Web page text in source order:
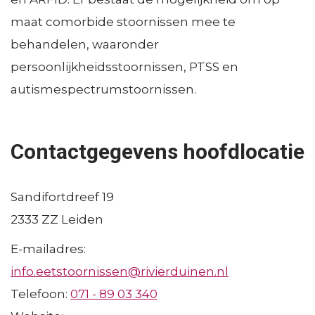
n
i
s
d
e
n
:
F
a
c
l
i
t
e
r
e
n
Consultatie en advies
Concentratie en spreiding
Decision Tools
Ervaringsperspectief patiënten
maat comorbide stoornissen mee te
behandelen, waaronder
persoonlijkheidsstoornissen, PTSS en
autismespectrumstoornissen.
Contactgegevens hoofdlocatie
Sandifortdreef 19
2333 ZZ Leiden
E-mailadres:
info.eetstoornissen@rivierduinen.nl
Telefoon: 071 - 89 03 340